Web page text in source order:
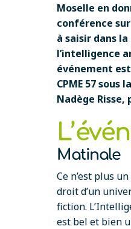
Moselle en
conférence
à saisir dans
l’intelligence
événement
CPME 57 sous
Nadège Risse,
Matinale
Ce n’est plus
droit d’un
fiction.
est bel et bien